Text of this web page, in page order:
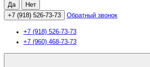
+7 (918) 526-73-73 Обратный звонок
+7 (918) 526-73-73
+7 (960) 468-73-73